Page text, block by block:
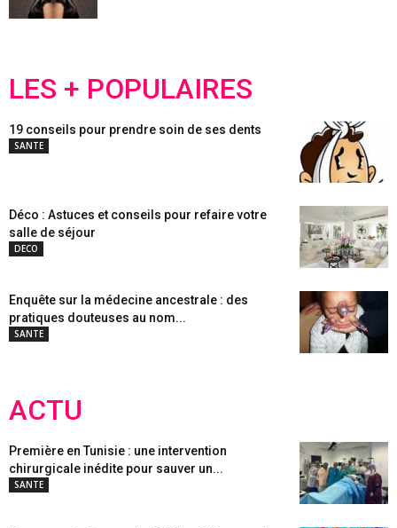
LES + POPULAIRES
19 conseils pour prendre soin de ses dents
SANTE
Déco : Astuces et conseils pour refaire votre
salle de séjour
DECO
Enquête sur la médecine ancestrale : des
pratiques douteuses au nom...
SANTE
ACTU
Première en Tunisie : une intervention
chirurgicale inédite pour sauver un...
SANTE